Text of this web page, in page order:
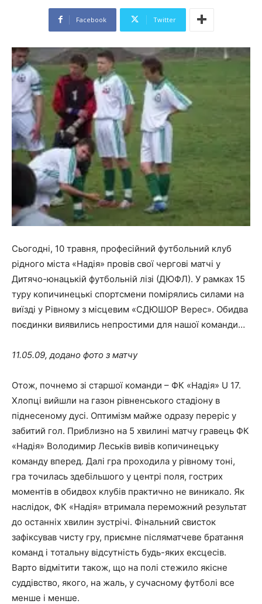
Facebook Twitter
Сьогодні, 10 травня, професійний футбольний клуб
рідного міста «Надія» провів свої чергові матчі у
Дитячо-юнацькій футбольній лізі (ДЮФЛ). У рамках 15
туру копичинецькі спортсмени помірялись силами на
виїзді у Рівному з місцевим «СДЮШОР Верес». Обидва
поєдинки виявились непростими для нашої команди…
11.05.09, додано фото з матчу
Отож, почнемо зі старшої команди – ФК «Надія» U 17.
Хлопці вийшли на газон рівненського стадіону в
піднесеному дусі. Оптимізм майже одразу переріс у
забитий гол. Приблизно на 5 хвилині матчу гравець ФК
«Надія» Володимир Леськів вивів копичинецьку
команду вперед. Далі гра проходила у рівному тоні,
гра точилась здебільшого у центрі поля, гострих
моментів в обидвох клубів практично не виникало. Як
наслідок, ФК «Надія» втримала переможний результат
до останніх хвилин зустрічі. Фінальний свисток
зафіксував чисту гру, приємне післяматчеве братання
команд і тотальну відсутність будь-яких ексцесів.
Варто відмітити також, що на полі стежило якісне
суддівство, якого, на жаль, у сучасному футболі все
менше і менше.